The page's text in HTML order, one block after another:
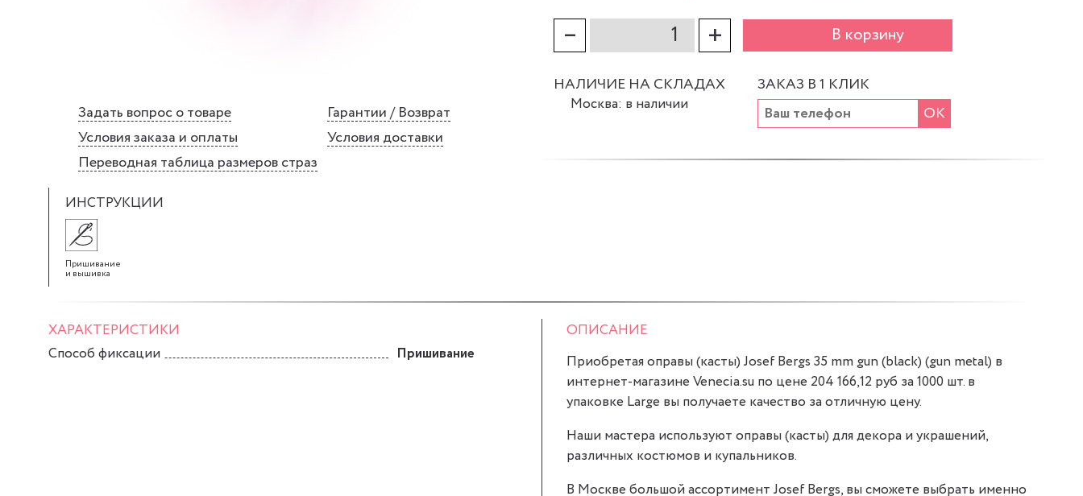
Задать вопрос о товаре
Гарантии / Возврат
Условия заказа и оплаты
Условия доставки
Переводная таблица размеров страз
– + В корзину
НАЛИЧИЕ НА СКЛАДАХ
Москва: в наличии
ЗАКАЗ В 1 КЛИК
ОК
ИНСТРУКЦИИ
Пришивание
и вышивка
ХАРАКТЕРИСТИКИ
Способ фиксации
Пришивание
ОПИСАНИЕ
Приобретая оправы (касты) Josef Bergs 35 mm gun (black) (gun metal) в
интернет-магазине Venecia.su по цене 204 166,12 руб за 1000 шт. в
упаковке Large вы получаете качество за отличную цену.
Наши мастера используют оправы (касты) для декора и украшений,
различных костюмов и купальников.
В Москве большой ассортимент Josef Bergs, вы сможете выбрать именно